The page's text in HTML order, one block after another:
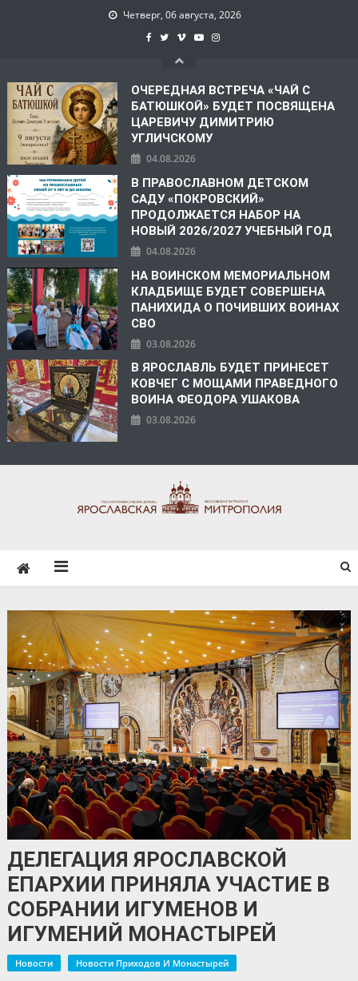
Четверг, 06 августа, 2026
ОЧЕРЕДНАЯ ВСТРЕЧА «ЧАЙ С
БАТЮШКОЙ» БУДЕТ ПОСВЯЩЕНА
ЦАРЕВИЧУ ДИМИТРИЮ
УГЛИЧСКОМУ
04.08.2026
В ПРАВОСЛАВНОМ ДЕТСКОМ
САДУ «ПОКРОВСКИЙ»
ПРОДОЛЖАЕТСЯ НАБОР НА
НОВЫЙ 2026/2027 УЧЕБНЫЙ ГОД
04.08.2026
НА ВОИНСКОМ МЕМОРИАЛЬНОМ
КЛАДБИЩЕ БУДЕТ СОВЕРШЕНА
ПАНИХИДА О ПОЧИВШИХ ВОИНАХ
СВО
03.08.2026
В ЯРОСЛАВЛЬ БУДЕТ ПРИНЕСЕТ
КОВЧЕГ С МОЩАМИ ПРАВЕДНОГО
ВОИНА ФЕОДОРА УШАКОВА
03.08.2026
ДЕЛЕГАЦИЯ ЯРОСЛАВСКОЙ
ЕПАРХИИ ПРИНЯЛА УЧАСТИЕ В
СОБРАНИИ ИГУМЕНОВ И
ИГУМЕНИЙ МОНАСТЫРЕЙ
Новости Новости Приходов И Монастырей